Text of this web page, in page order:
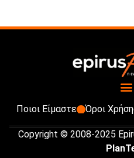
Ποιοι Είμαστε Όροι
Copyright © 2008-2025